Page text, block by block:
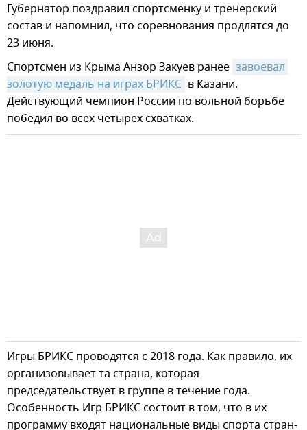
Губернатор поздравил спортсменку и тренерский
состав и напомнил, что соревнования продлятся до
23 июня.
Спортсмен из Крыма Анзор Закуев ранее завоевал
золотую медаль на играх БРИКС в Казани.
Действующий чемпион России по вольной борьбе
победил во всех четырех схватках.
Игры БРИКС проводятся с 2018 года. Как правило, их
организовывает та страна, которая
председательствует в группе в течение года.
Особенность Игр БРИКС состоит в том, что в их
программу входят национальные виды спорта стран-